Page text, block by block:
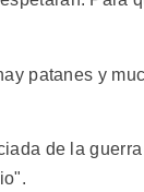
patanes y
de la